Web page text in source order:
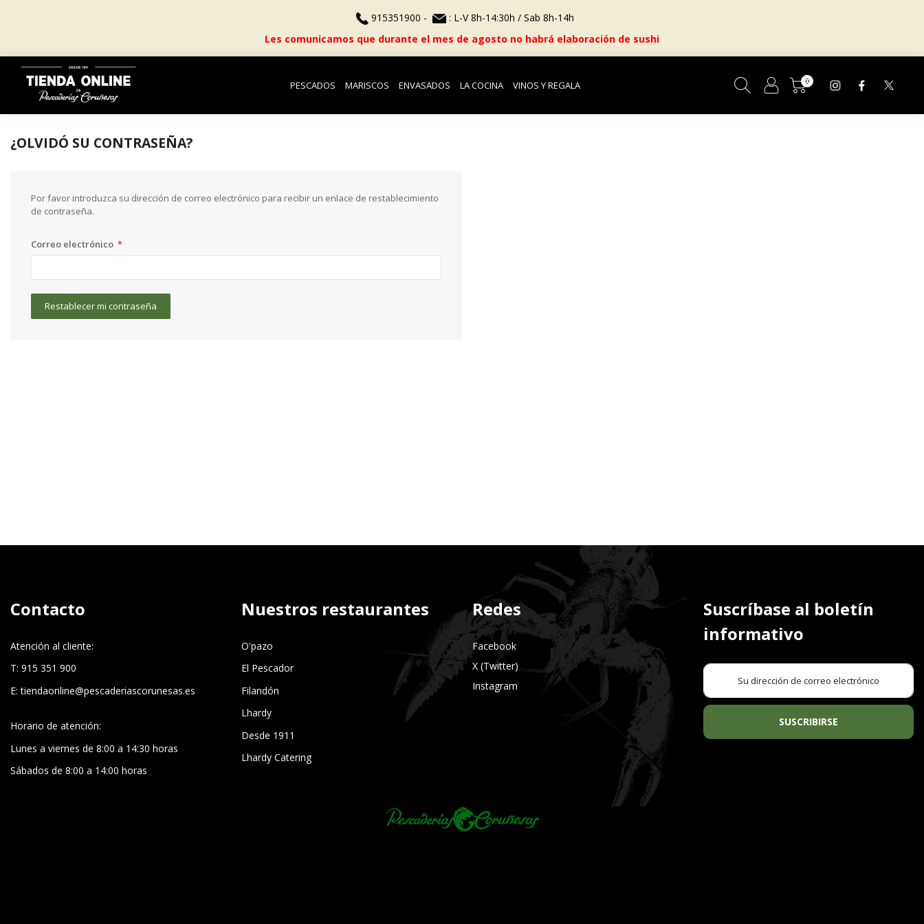
915351900 -
: L-V 8h-14:30h / Sab 8h-14h
Les comunicamos que durante el mes de agosto no habrá elaboración de sushi
PESCADOS MARISCOS ENVASADOS LA COCINA VINOS Y REGALA Cesta
0
¿OLVIDÓ SU CONTRASEÑA?
Por favor introduzca su dirección de correo electrónico para recibir un enlace de restablecimiento
de contraseña.
Correo electrónico
Restablecer mi contraseña
Contacto
Atención al cliente:
T: 915 351 900
E:tiendaonline@pescaderiascorunesas.es
Horario de atención:
Lunes a viernes de 8:00 a 14:30 horas
Sábados de 8:00 a 14:00 horas
Nuestros restaurantes
O'pazo
El Pescador
Filandón
Lhardy
Desde 1911
Lhardy Catering
Redes
Facebook
X (Twitter)
Instagram
Suscríbase al boletín
informativo
SUSCRIBIRSE